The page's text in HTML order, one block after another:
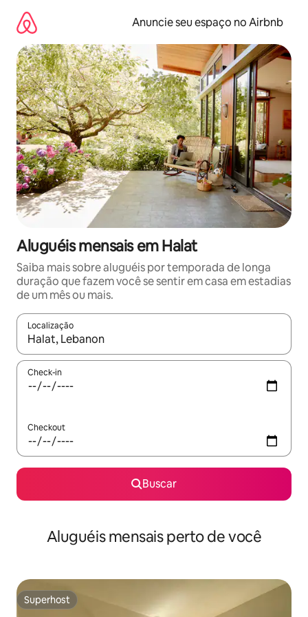
para
conteúdo
Anuncie seu espaço no Airbnb
Aluguéis mensais em Halat
Saiba mais sobre aluguéis por temporada de longa
duração que fazem você se sentir em casa em estadias
de um mês ou mais.
Localização
Quando os resultados estiverem disponíveis, explore-os
Check-in
Checkout
Buscar
Aluguéis mensais perto de você
Superhost
Superhost